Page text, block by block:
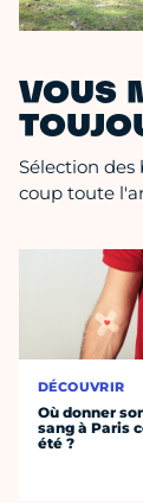
VOUS
Sélection
coup toute
DÉCOUVRIR
Où donner
sang à Paris
été ?